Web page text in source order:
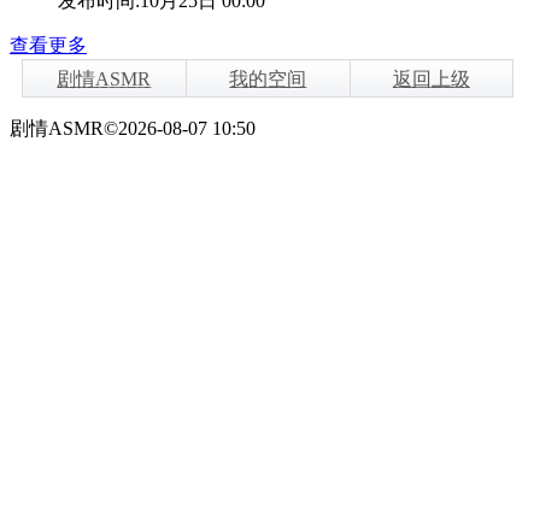
查看更多
剧情ASMR
我的空间 返回上级
剧情ASMR©2026-08-07 10:50